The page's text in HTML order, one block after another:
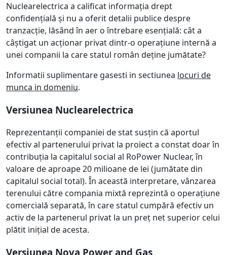
Nuclearelectrica a calificat informația drept
confidențială și nu a oferit detalii publice despre
tranzacție, lăsând în aer o întrebare esențială: cât a
câștigat un acționar privat dintr-o operațiune internă a
unei companii la care statul român deține jumătate?
Informatii suplimentare gasesti in sectiunea locuri de
munca in domeniu.
Versiunea Nuclearelectrica
Reprezentanții companiei de stat susțin că aportul
efectiv al partenerului privat la proiect a constat doar în
contribuția la capitalul social al RoPower Nuclear, în
valoare de aproape 20 milioane de lei (jumătate din
capitalul social total). În această interpretare, vânzarea
terenului către compania mixtă reprezintă o operațiune
comercială separată, în care statul cumpără efectiv un
activ de la partenerul privat la un preț net superior celui
plătit inițial de acesta.
Versiunea Nova Power and Gas